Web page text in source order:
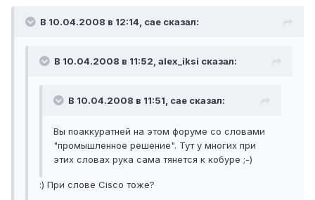
В 10.04.2008 в 12:14, cae сказал:
В 10.04.2008 в 11:52, alex_iksi сказал:
В 10.04.2008 в 11:51, cae сказал:
Вы поаккуратней на этом форуме со словами
"промышленное решение". Тут у многих при
этих словах рука сама тянется к кобуре ;-)
:) При слове Cisco тоже?